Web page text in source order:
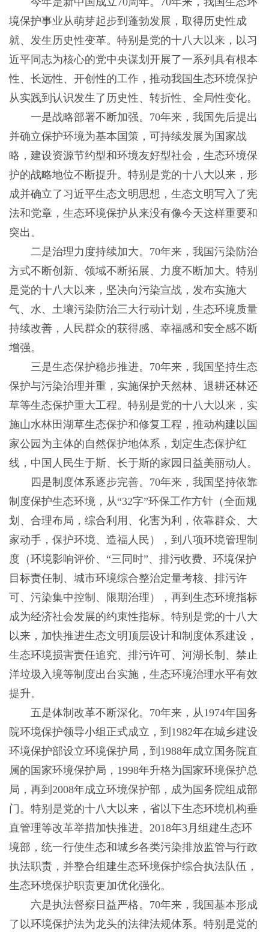
境保护事业从萌芽起步到蓬勃发展，取得历史性成
就、发生历史性变革。特别是党的十八大以来，以习
近平同志为核心的党中央谋划开展了一系列具有根本
性、长远性、开创性的工作，推动我国生态环境保护
从实践到认识发生了历史性、转折性、全局性变化。
一是战略部署不断加强。70年来，我国先后提出
并确立保护环境为基本国策，可持续发展为国家战
略，建设资源节约型和环境友好型社会，生态环境保
护的战略地位不断提升。特别是党的十八大以来，形
成并确立了习近平生态文明思想，生态文明写入了宪
法和党章，生态环境保护从来没有像今天这样重要和
突出。
二是治理力度持续加大。70年来，我国污染防治
方式不断创新、领域不断拓展、力度不断加大。特别
是党的十八大以来，坚决向污染宣战，发布实施大
气、水、土壤污染防治三大行动计划，生态环境质量
持续改善，人民群众的获得感、幸福感和安全感不断
增强。
三是生态保护稳步推进。70年来，我国坚持生态
保护与污染治理并重，实施保护天然林、退耕还林还
草等生态保护重大工程。特别是党的十八大以来，实
施山水林田湖草生态保护和修复工程，推动构建以国
家公园为主体的自然保护地体系，划定生态保护红
线，中国人民生于斯、长于斯的家园日益美丽动人。
四是制度体系逐步完善。70年来，我国坚持依靠
制度保护生态环境，从“32字”环保工作方针（全面规
划、合理布局，综合利用、化害为利，依靠群众、大
家动手，保护环境、造福人民），到八项环境管理制
度（环境影响评价、“三同时”、排污收费、环境保护
目标责任制、城市环境综合整治定量考核、排污许
可、污染集中控制、限期治理），再到生态环境指标
成为经济社会发展的约束性指标。特别是党的十八大
以来，加快推进生态文明顶层设计和制度体系建设，
生态环境损害责任追究、排污许可、河湖长制、禁止
洋垃圾入境等制度出台实施，生态环境治理水平有效
提升。
五是体制改革不断深化。70年来，从1974年国务
院环境保护领导小组正式成立，到1982年在城乡建设
环境保护部设立环境保护局，到1988年成立国务院直
属的国家环境保护局，1998年升格为国家环境保护总
局，再到2008年成立环境保护部，成为国务院组成部
门。特别是党的十八大以来，省以下生态环境机构垂
直管理等改革举措加快推进。2018年3月组建生态环
境部，统一行使生态和城乡各类污染排放监管与行政
执法职责，并整合组建生态环境保护综合执法队伍，
生态环境保护职责更加优化强化。
六是执法督察日益严格。70年来，我国基本形成
了以环境保护法为龙头的法律法规体系。特别是党的